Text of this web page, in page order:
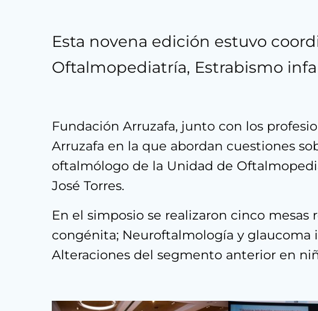
Esta novena edición estuvo
Oftalmopediatría, Estrabismo
Fundación Arruzafa, junto con los
Arruzafa en la que abordan cuestiones
oftalmólogo de la Unidad de
José Torres.
En el simposio se realizaron cinco
congénita; Neuroftalmología y
Alteraciones del segmento anterior en